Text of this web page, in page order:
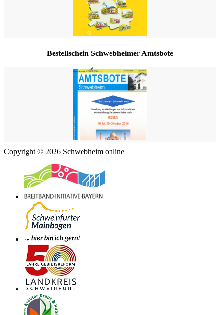
Bestellschein Schwebheimer Amtsbote
Copyright © 2026 Schwebheim online